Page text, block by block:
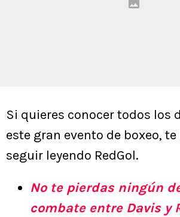
Si quieres conocer todos los
este gran evento de boxeo,
seguir leyendo RedGol.
No te pierdas ningún
combate entre Davis y